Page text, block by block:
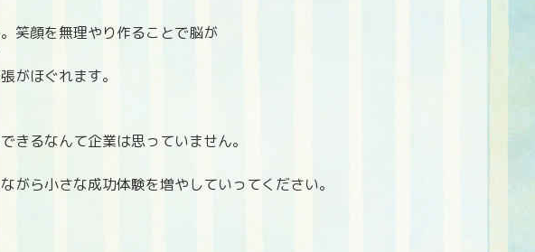
笑顔を無理やり作ることで脳が
がほぐれます。
きるなんて企業は思っていません。
がら小さな成功体験を増やしていってください。